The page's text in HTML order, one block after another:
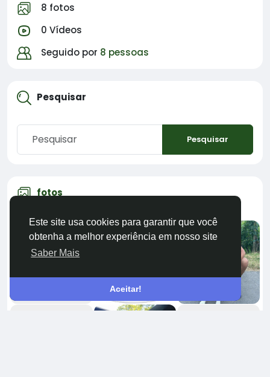
Este site usa cookies para garantir que você
obtenha a melhor experiência em nosso site
Saber Mais
Aceitar!
8 fotos
0 Vídeos
Seguido por 8 pessoas
Pesquisar
Pesquisar
fotos